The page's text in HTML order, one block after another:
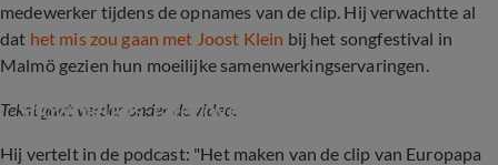
medewerker tijdens de opnames van de clip. Hij verwachtte al
dat het mis zou gaan met Joost Klein bij het songfestival in
Malmö gezien hun moeilijke samenwerkingservaringen.
Tekst gaat verder onder de video.
Shownieuws-tafel over nieuwe rel Joost Klein
Hij vertelt in de podcast: "Het maken van de clip van Europapa